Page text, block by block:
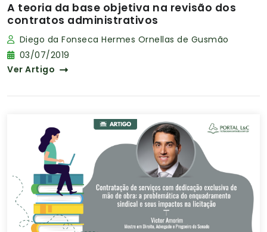
A teoria da base objetiva na revisão dos
contratos administrativos
Diego da Fonseca Hermes Ornellas de Gusmão
03/07/2019
Ver Artigo